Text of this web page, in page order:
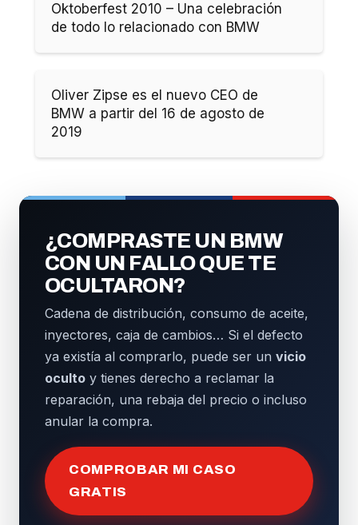
Oktoberfest 2010 – Una celebración
de todo lo relacionado con BMW
Oliver Zipse es el nuevo CEO de
BMW a partir del 16 de agosto de
2019
¿COMPRASTE UN BMW
CON UN FALLO QUE TE
OCULTARON?
Cadena de distribución, consumo de aceite,
inyectores, caja de cambios… Si el defecto
ya existía al comprarlo, puede ser un vicio
oculto y tienes derecho a reclamar la
reparación, una rebaja del precio o incluso
anular la compra.
COMPROBAR MI CASO
GRATIS